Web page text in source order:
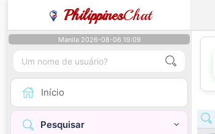
PhilippinesChat
Manila 2026-08-06 19:09
Início
Pesquisar